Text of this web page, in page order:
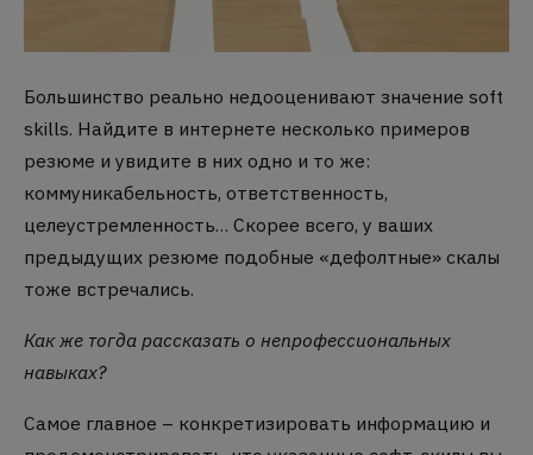
Большинство реально недооценивают значение soft
skills. Найдите в интернете несколько примеров
резюме и увидите в них одно и то же:
коммуникабельность, ответственность,
целеустремленность… Скорее всего, у ваших
предыдущих резюме подобные «дефолтные» скалы
тоже встречались.
Как же тогда рассказать о непрофессиональных
навыках?
Самое главное – конкретизировать информацию и